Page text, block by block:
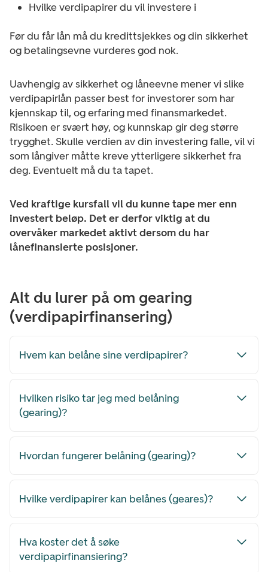
Hvilke verdipapirer du vil investere i
Før du får lån må du kredittsjekkes og din sikkerhet
og betalingsevne vurderes god nok.
Uavhengig av sikkerhet og låneevne mener vi slike
verdipapirlån passer best for investorer som har
kjennskap til, og erfaring med finansmarkedet.
Risikoen er svært høy, og kunnskap gir deg større
trygghet. Skulle verdien av din investering falle, vil vi
som långiver måtte kreve ytterligere sikkerhet fra
deg. Eventuelt må du ta tapet.
Ved kraftige kursfall vil du kunne tape mer enn
investert beløp. Det er derfor viktig at du
overvåker markedet aktivt dersom du har
lånefinansierte posisjoner.
Alt du lurer på om gearing
(verdipapirfinansering)
Hvem kan belåne sine verdipapirer?
Hvilken risiko tar jeg med belåning
(gearing)?
Hvordan fungerer belåning (gearing)?
Hvilke verdipapirer kan belånes (geares)?
Hva koster det å søke
verdipapirfinansiering?